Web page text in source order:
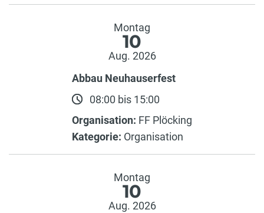
Montag
10
Aug. 2026
Abbau Neuhauserfest
08:00 bis 15:00
Organisation: FF Plöcking
Kategorie: Organisation
Montag
10
Aug. 2026